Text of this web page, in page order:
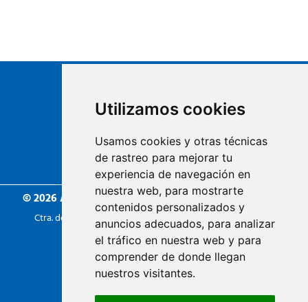
Utilizamos cookies
Usamos cookies y otras técnicas
de rastreo para mejorar tu
experiencia de navegación en
nuestra web, para mostrarte
contenidos personalizados y
anuncios adecuados, para analizar
el tráfico en nuestra web y para
comprender de donde llegan
nuestros visitantes.
Centre d'àrids de Barcelona
© 2026 Artisorra S.L.U.| Todos los derechos reservados
Ctra. de La Roca. Km. 12 - 08105 Sant Fost de Campsentelles
Tel. 935445330
info@artisorra.com
Visítanos también en www.artigarden.es